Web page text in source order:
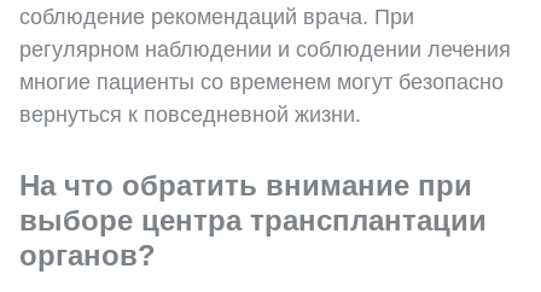
соблюдение рекомендаций врача. При
регулярном наблюдении и соблюдении лечения
многие пациенты со временем могут безопасно
вернуться к повседневной жизни.
На что обратить внимание при
выборе центра трансплантации
органов?